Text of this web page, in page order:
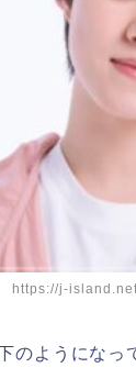
https://j-
のようになっ